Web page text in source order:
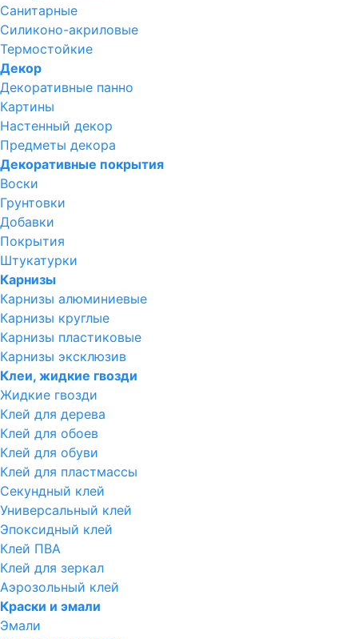
Санитарные
Силиконо-акриловые
Термостойкие
Декор
Декоративные панно
Картины
Настенный декор
Предметы декора
Декоративные покрытия
Воски
Грунтовки
Добавки
Покрытия
Штукатурки
Карнизы
Карнизы алюминиевые
Карнизы круглые
Карнизы пластиковые
Карнизы эксклюзив
Клеи, жидкие гвозди
Жидкие гвозди
Клей для дерева
Клей для обоев
Клей для обуви
Клей для пластмассы
Секундный клей
Универсальный клей
Эпоксидный клей
Клей ПВА
Клей для зеркал
Аэрозольный клей
Краски и эмали
Эмали